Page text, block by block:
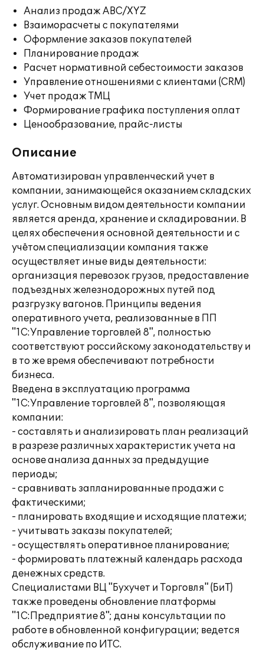
Анализ продаж ABC/XYZ
Взаиморасчеты с покупателями
Оформление заказов покупателей
Планирование продаж
Расчет нормативной себестоимости заказов
Управление отношениями с клиентами (CRM)
Учет продаж ТМЦ
Формирование графика поступления оплат
Ценообразование, прайс-листы
Описание
Автоматизирован управленческий учет в
компании, занимающейся оказанием складских
услуг. Основным видом деятельности компании
является аренда, хранение и складировании. В
целях обеспечения основной деятельности и с
учётом специализации компания также
осуществляет иные виды деятельности:
организация перевозок грузов, предоставление
подъездных железнодорожных путей под
разгрузку вагонов. Принципы ведения
оперативного учета, реализованные в ПП
"1С:Управление торговлей 8", полностью
соответствуют российскому законодательству и
в то же время обеспечивают потребности
бизнеса.
Введена в эксплуатацию программа
"1С:Управление торговлей 8", позволяющая
компании:
- составлять и анализировать план реализаций
в разрезе различных характеристик учета на
основе анализа данных за предыдущие
периоды;
- сравнивать запланированные продажи с
фактическими;
- планировать входящие и исходящие платежи;
- учитывать заказы покупателей;
- осуществлять оперативное планирование;
- формировать платежный календарь расхода
денежных средств.
Специалистами ВЦ "Бухучет и Торговля" (БиТ)
также проведены обновление платформы
"1С:Предприятие 8"; даны консультации по
работе в обновленной конфигурации; ведется
обслуживание по ИТС.